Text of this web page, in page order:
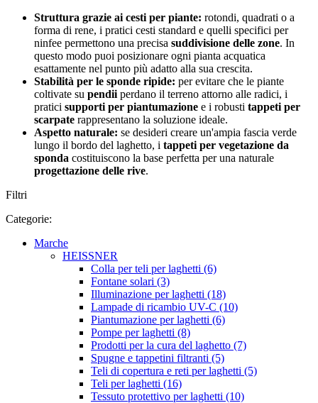
Struttura grazie ai cesti per piante: rotondi, quadrati o a
forma di rene, i pratici cesti standard e quelli specifici per
ninfee permettono una precisa suddivisione delle zone. In
questo modo puoi posizionare ogni pianta acquatica
esattamente nel punto più adatto alla sua crescita.
Stabilità per le sponde ripide: per evitare che le piante
coltivate su pendii perdano il terreno attorno alle radici, i
pratici supporti per piantumazione e i robusti tappeti per
scarpate rappresentano la soluzione ideale.
Aspetto naturale: se desideri creare un'ampia fascia verde
lungo il bordo del laghetto, i tappeti per vegetazione da
sponda costituiscono la base perfetta per una naturale
progettazione delle rive.
Filtri
Categorie:
Marche
HEISSNER
Colla per teli per laghetti (6)
Fontane solari (3)
Illuminazione per laghetti (18)
Lampade di ricambio UV-C (10)
Piantumazione per laghetti (6)
Pompe per laghetti (8)
Prodotti per la cura del laghetto (7)
Spugne e tappetini filtranti (5)
Teli di copertura e reti per laghetti (5)
Teli per laghetti (16)
Tessuto protettivo per laghetti (10)